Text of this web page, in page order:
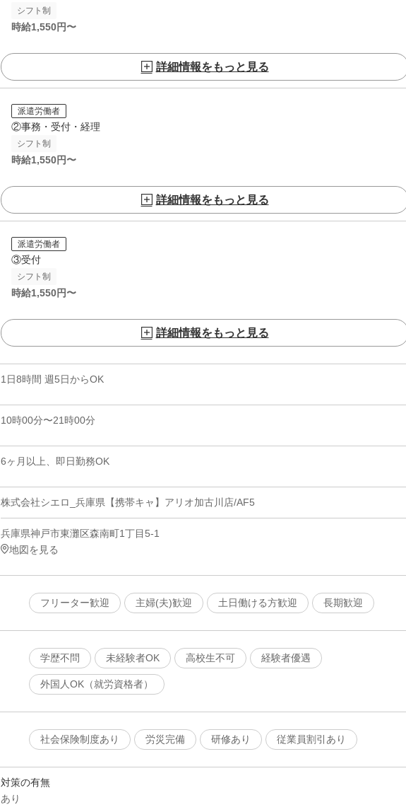
シフト制
時給1,550円〜
詳細情報をもっと見る
派遣労働者
②事務・受付・経理
シフト制
時給1,550円〜
詳細情報をもっと見る
派遣労働者
③受付
シフト制
時給1,550円〜
詳細情報をもっと見る
1日8時間 週5日からOK
10時00分〜21時00分
6ヶ月以上、即日勤務OK
株式会社シエロ_兵庫県【携帯キャ】アリオ加古川店/AF5
兵庫県神戸市東灘区森南町1丁目5-1
地図を見る
フリーター歓迎
主婦(夫)歓迎 土日働ける方歓迎 長期歓迎
学歴不問
未経験者OK 高校生不可 経験者優遇
外国人OK（就労資格者）
社会保険制度あり
労災完備 研修あり 従業員割引あり
対策の有無
あり